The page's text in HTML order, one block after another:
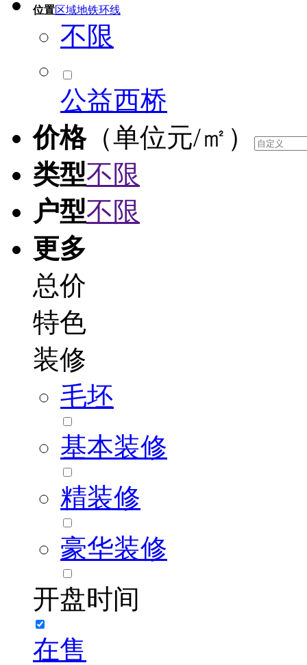
位置区域地铁环线
不限
公益西桥
价格（单位元/㎡）
类型不限
户型不限
更多
总价
特色
装修
毛坯
基本装修
精装修
豪华装修
开盘时间
在售